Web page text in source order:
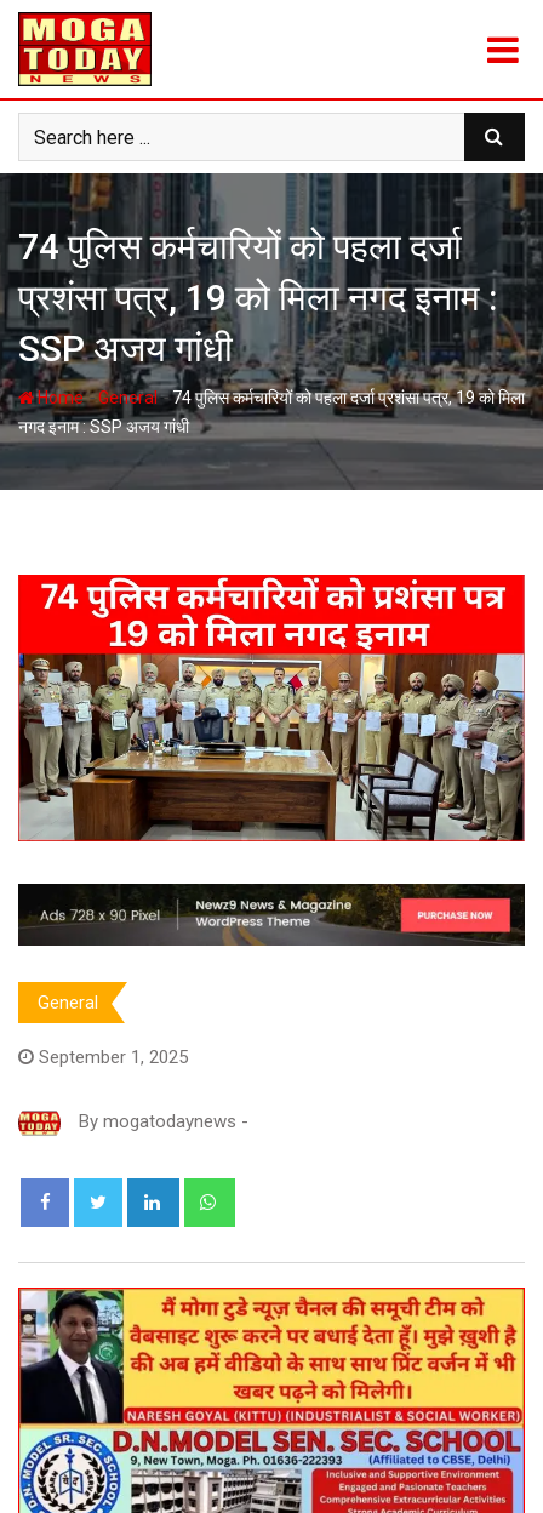
Skip
content
74 पुलिस कर्मचारियों को पहला दर्जा
प्रशंसा पत्र, 19 को मिला नगद इनाम :
SSP अजय गांधी
Home-General-74 पुलिस कर्मचारियों को पहला दर्जा प्रशंसा पत्र, 19 को मिला
नगद इनाम : SSP अजय गांधी
General
September 1, 2025
By mogatodaynews -
LinkedIn